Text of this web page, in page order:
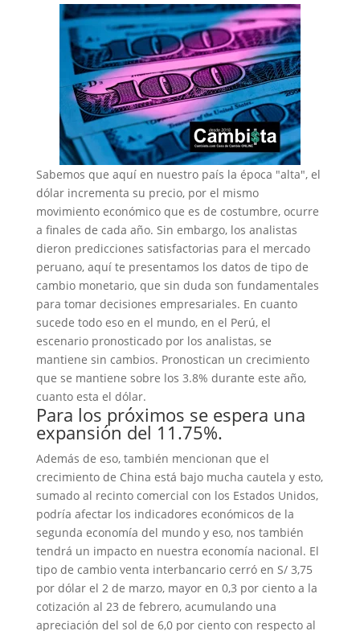
Sabemos que aquí en nuestro país la época "alta", el
dólar incrementa su precio, por el mismo
movimiento económico que es de costumbre, ocurre
a finales de cada año. Sin embargo, los analistas
dieron predicciones satisfactorias para el mercado
peruano, aquí te presentamos los datos de tipo de
cambio monetario, que sin duda son fundamentales
para tomar decisiones empresariales. En cuanto
sucede todo eso en el mundo, en el Perú, el
escenario pronosticado por los analistas, se
mantiene sin cambios. Pronostican un crecimiento
que se mantiene sobre los 3.8% durante este año,
cuanto esta el dólar.
Para los próximos se espera una
expansión del 11.75%.
Además de eso, también mencionan que el
crecimiento de China está bajo mucha cautela y esto,
sumado al recinto comercial con los Estados Unidos,
podría afectar los indicadores económicos de la
segunda economía del mundo y eso, nos también
tendrá un impacto en nuestra economía nacional. El
tipo de cambio venta interbancario cerró en S/ 3,75
por dólar el 2 de marzo, mayor en 0,3 por ciento a la
cotización al 23 de febrero, acumulando una
apreciación del sol de 6,0 por ciento con respecto al